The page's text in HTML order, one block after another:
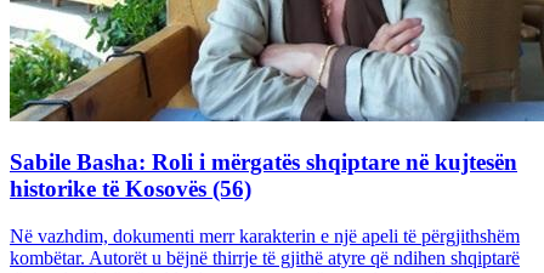
Sabile Basha: Roli i mërgatës shqiptare në kujtesën
historike të Kosovës (56)
Në vazhdim, dokumenti merr karakterin e një apeli të përgjithshëm
kombëtar. Autorët u bëjnë thirrje të gjithë atyre që ndihen shqiptarë